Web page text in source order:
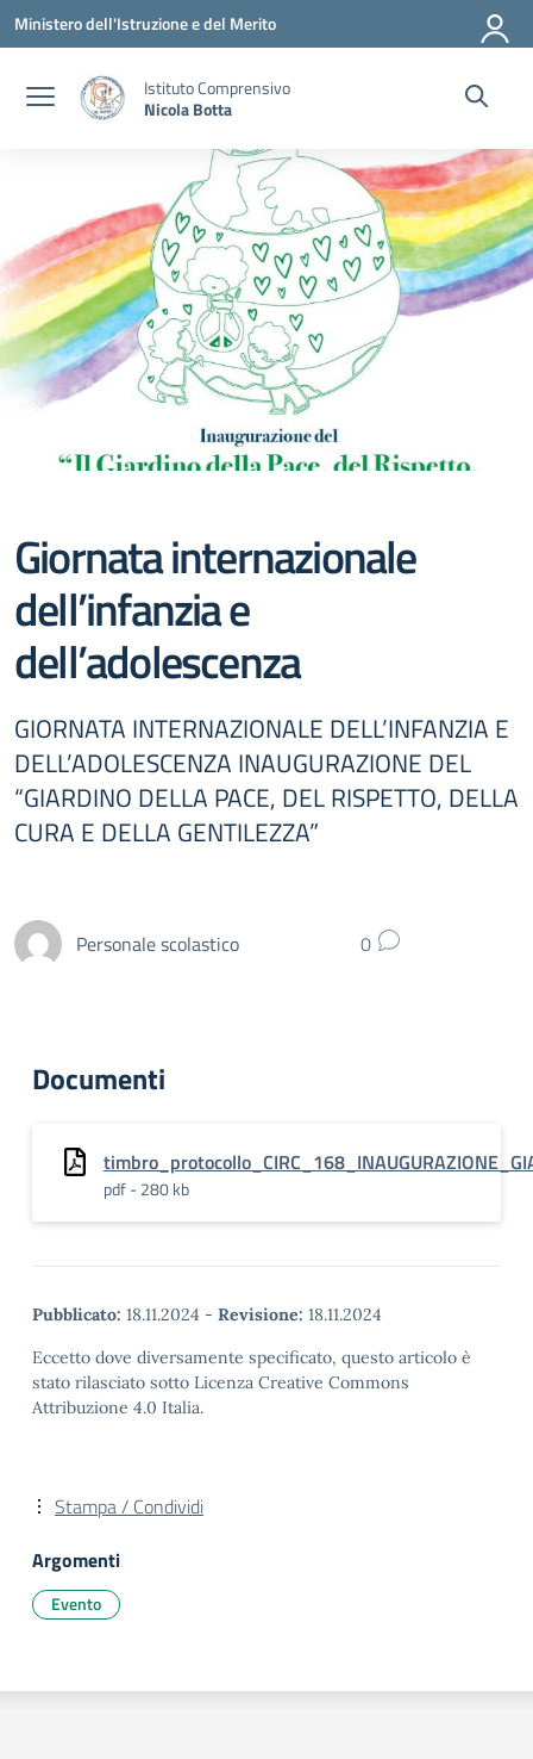
Vai ai contenuti
Vai al menu di navigazione
Vai al footer
Ministero dell'Istruzione e del Merito
Istituto Comprensivo
Nicola Botta
Giornata internazionale
dell’infanzia e
dell’adolescenza
GIORNATA INTERNAZIONALE DELL’INFANZIA E
DELL’ADOLESCENZA INAUGURAZIONE DEL
“GIARDINO DELLA PACE, DEL RISPETTO, DELLA
CURA E DELLA GENTILEZZA”
Personale scolastico 0
Documenti
pdf - 280 kb
Pubblicato: 18.11.2024 - Revisione: 18.11.2024
Eccetto dove diversamente specificato, questo articolo è
stato rilasciato sotto Licenza Creative Commons
Attribuzione 4.0 Italia.
Stampa / Condividi
Argomenti
Evento